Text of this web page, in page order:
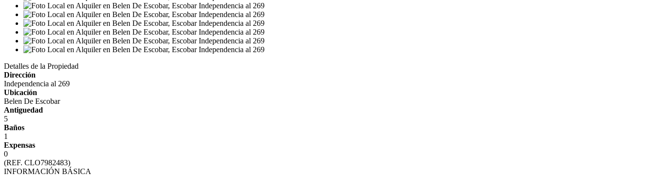
Detalles de la Propiedad
Dirección
Independencia al 269
Ubicación
Belen De Escobar
Antiguedad
5
Baños
1
Expensas
0
(REF. CLO7982483)
INFORMACIÓN BÁSICA